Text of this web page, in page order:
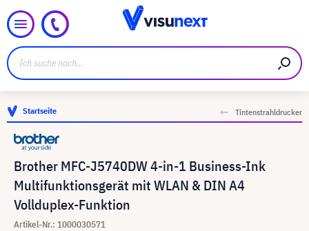
Startseite Tintenstrahldrucker
Brother MFC-J5740DW 4-in-1 Business-Ink
Multifunktionsgerät mit WLAN & DIN A4
Vollduplex-Funktion
Artikel-Nr.: 1000030571